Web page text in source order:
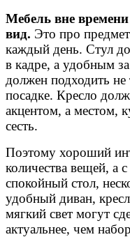
Мебель вне
вид. Это про
каждый день. Стул
в кадре, а удобным
должен подходить не
посадке. Кресло
акцентом, а местом,
сесть.
Поэтому хороший
количества вещей, а
спокойный стол,
удобный диван,
мягкий свет могут
актуальнее, чем